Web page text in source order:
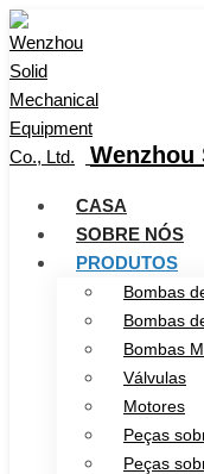
Wenzhou
CASA
SOBRE NÓS
PRODUTOS
Bombas
Bombas
Bombas
Válvulas
Motores
Peças
Peças